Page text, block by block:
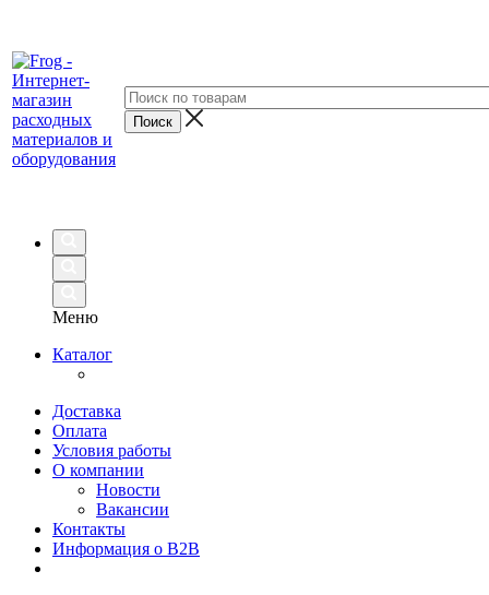
Меню
Каталог
Доставка
Оплата
Условия работы
О компании
Новости
Вакансии
Контакты
Информация о B2B